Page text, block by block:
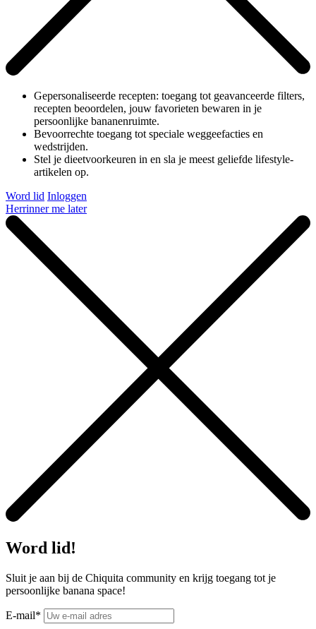
Gepersonaliseerde recepten: toegang tot geavanceerde filters,
recepten beoordelen, jouw favorieten bewaren in je
persoonlijke bananenruimte.
Bevoorrechte toegang tot speciale weggeefacties en
wedstrijden.
Stel je dieetvoorkeuren in en sla je meest geliefde lifestyle-
artikelen op.
Word lid Inloggen
Herrinner me later
Word lid!
Sluit je aan bij de Chiquita community en krijg toegang tot je
persoonlijke banana space!
E-mail*